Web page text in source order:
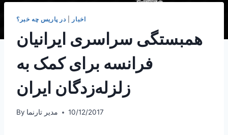
اخبار در پاریس چه خبر؟
همبستگی سراسری ایرانیان
فرانسه برای کمک به
زلزله‌زدگان ایران
By مدیر تارنما 10/12/2017